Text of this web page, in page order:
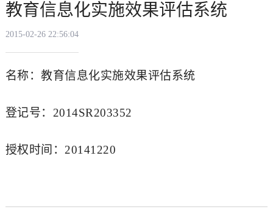
教育信息化实施效果评估系统
2015-02-26 22:56:04
名称：教育信息化实施效果评估系统
登记号：2014SR203352
授权时间：20141220